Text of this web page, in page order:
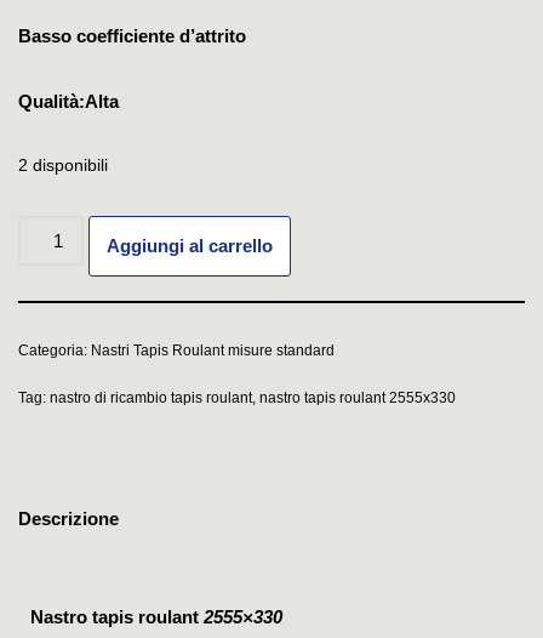
Basso coefficiente d’attrito
Qualità:Alta
2 disponibili
Aggiungi al carrello
Categoria: Nastri Tapis Roulant misure standard
Tag: nastro di ricambio tapis roulant, nastro tapis roulant 2555x330
Descrizione
Nastro tapis roulant 2555×330